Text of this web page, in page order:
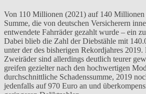
Von 110 Millionen (2021) auf 140 Millionen
Summe, die von deutschen Versicherern
entwendete Fahrräder gezahlt wurde – ein
Dabei blieb die Zahl der Diebstähle mit
unter der des bisherigen Rekordjahres 2019.
Zweiräder sind allerdings deutlich teurer
greifen gezielter nach den hochwertigen
durchschnittliche Schadenssumme, 2019
jedenfalls auf 970 Euro an und